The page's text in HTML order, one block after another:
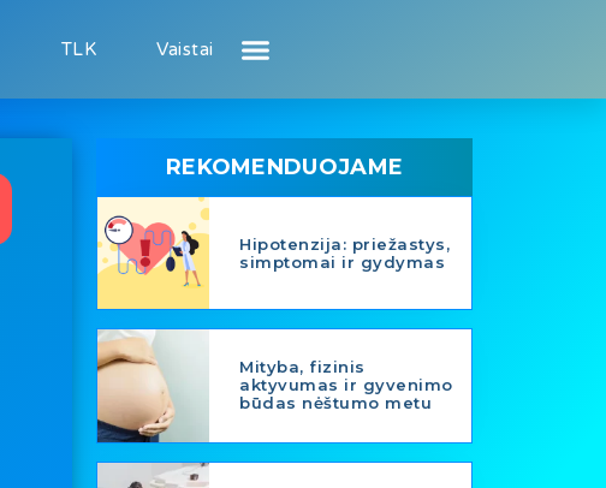
TLK Vaistai
REKOMENDUOJAME
Hipotenzija: priežastys,
simptomai ir gydymas
Mityba, fizinis
aktyvumas ir gyvenimo
būdas nėštumo metu